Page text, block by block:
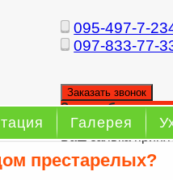
095-497-7-
097-833-77-
Заказать звонок
Заказ обратного
Ваш заявка
Галерея
престарелых?